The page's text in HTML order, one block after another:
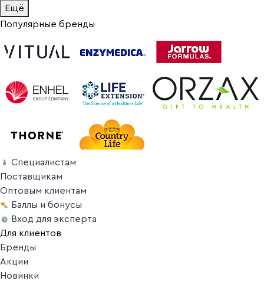
Ещё
Популярные бренды
Специалистам
Поставщикам
Оптовым клиентам
Баллы и бонусы
Вход для эксперта
Для клиентов
Бренды
Акции
Новинки